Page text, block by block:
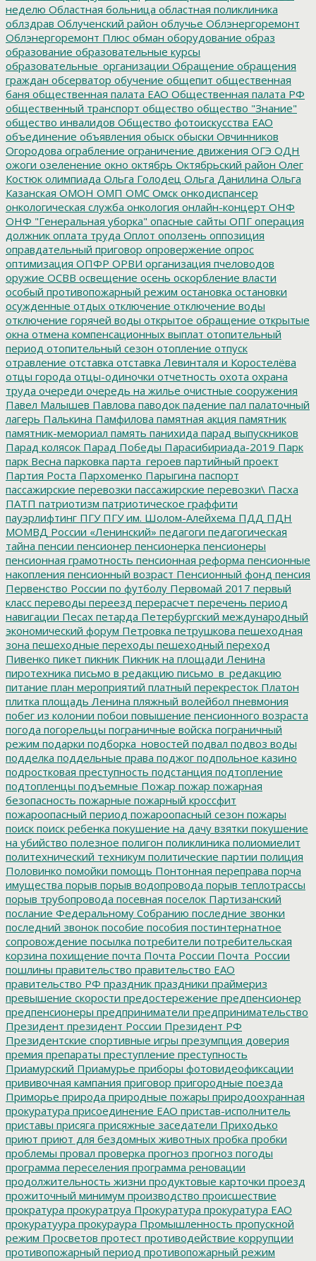
неделю Областная больница областная поликлиника
облздрав Облученский район облучье Облэнергоремонт
Облэнергоремонт Плюс обман оборудование образ
образование образовательные курсы
образовательные_организации Обращение обращения
граждан обсерватор обучение общепит общественная
баня общественная палата ЕАО Общественная палата РФ
общественный транспорт общество общество "Знание"
общество инвалидов Общество фотоискусства ЕАО
объединение объявления обыск обыски Овчинников
Огородова ограбление ограничение движения ОГЭ ОДН
ожоги озеленение окно октябрь Октябрьский район Олег
Костюк олимпиада Ольга Голодец Ольга Данилина Ольга
Казанская ОМОН ОМП ОМС Омск онкодиспансер
онкологическая служба онкология онлайн-концерт ОНФ
ОНФ "Генеральная уборка" опасные сайты ОПГ операция
должник оплата труда Оплот оползень оппозиция
оправдательный приговор опровержение опрос
оптимизация ОПФР ОРВИ организация пчеловодов
оружие ОСВВ освещение осень оскорбление власти
особый противопожарный режим остановка остановки
осужденные отдых отключение отключение воды
отключение горячей воды открытое обращение открытые
окна отмена компенсационных выплат отопительный
период отопительный сезон отопление отпуск
отравление отставка отставка Левинталя и Коростелёва
отцы города отцы-одиночки отчетность охота охрана
труда очереди очередь на жилье очистные сооружения
Павел Малышев Павлова паводок падение пал палаточный
лагерь Палькина Памфилова памятная акция памятник
памятник-мемориал память панихида парад выпускников
Парад колясок Парад Победы Парасибириада-2019 Парк
парк Весна парковка парта_героев партийный проект
Партия Роста Пархоменко Парыгина паспорт
пассажирские перевозки пассажирские перевозки\ Пасха
ПАТП патриотизм патриотическое граффити
пауэрлифтинг ПГУПГУ им. Шолом-Алейхема ПДД ПДН
МОМВД России «Ленинский» педагоги педагогическая
тайна пенсии пенсионер пенсионерка пенсионеры
пенсионная грамотность пенсионная реформа пенсионные
накопления пенсионный возраст Пенсионный фонд пенсия
Первенство России по футболу Первомай 2017 первый
класс переводы переезд перерасчет перечень период
навигации Песах петарда Петербургский международный
экономический форум Петровка петрушкова пешеходная
зона пешеходные переходы пешеходный переход
Пивенко пикет пикник Пикник на площади Ленина
пиротехника письмо в редакцию письмо_в_редакцию
питание план мероприятий платный перекресток Платон
плитка площадь Ленина пляжный волейбол пневмония
побег из колонии побои повышение пенсионного возраста
погода погорельцы пограничные войска пограничный
режим подарки подборка_новостей подвал подвоз воды
подделка поддельные права поджог подпольное казино
подростковая преступность подстанция подтопление
подтопленцы подъемные Пожар пожар пожарная
безопасность пожарные пожарный кроссфит
пожароопасный период пожароопасный сезон пожары
поиск поиск ребенка покушение на дачу взятки покушение
на убийство полезное полигон поликлиника полиомиелит
политехнический техникум политические партии полиция
Половинко помойки помощь Понтонная переправа порча
имущества порыв порыв водопровода порыв теплотрассы
порыв трубопровода посевная поселок Партизанский
послание Федеральному Собранию последние звонки
последний звонок пособие пособия постинтернатное
сопровождение посылка потребители потребительская
корзина похищение почта Почта России Почта_России
пошлины правительство правительство ЕАО
правительство РФ праздник праздники праймериз
превышение скорости предостережение предпенсионер
предпенсионеры предприниматели предпринимательство
Президент президент России Президент РФ
Президентские спортивные игры презумпция доверия
премия препараты преступление преступность
Приамурский Приамурье приборы фотовидеофиксации
прививочная кампания приговор пригородные поезда
Приморье природа природные пожары природоохранная
прокуратура присоединение ЕАО пристав-исполнитель
приставы присяга присяжные заседатели Приходько
приют приют для бездомных животных пробка пробки
проблемы провал проверка прогноз прогноз погоды
программа переселения программа реновации
продолжительность жизни продуктовые карточки проезд
прожиточный минимум производство происшествие
прократура прокуратруа Прокуратура прокуратура ЕАО
прокуратуура прокураура Промышленность пропускной
режим Просветов протест противодействие коррупции
противопожарный период противопожарный режим